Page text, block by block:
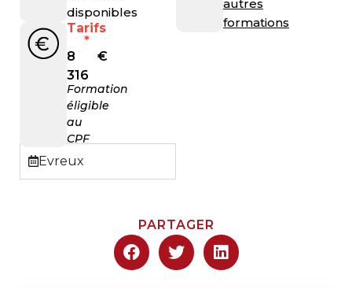
disponibles
Evreux
Tarifs
*
8
316
€
Formation
éligible
au
CPF
autres
formations
PARTAGER